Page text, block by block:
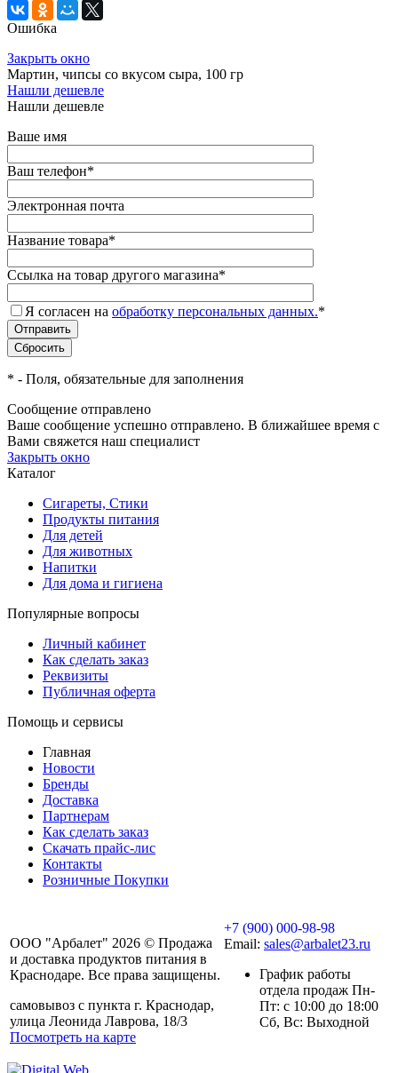
Ошибка
Закрыть окно
Мартин, чипсы со вкусом сыра, 100 гр
Нашли дешевле
Нашли дешевле
Ваше имя
Ваш телефон*
Электронная почта
Название товара*
Ссылка на товар другого магазина*
Я согласен на обработку персональных данных.*
* - Поля, обязательные для заполнения
Сообщение отправлено
Ваше сообщение успешно отправлено. В ближайшее время с
Вами свяжется наш специалист
Закрыть окно
Каталог
Сигареты, Стики
Продукты питания
Для детей
Для животных
Напитки
Для дома и гигиена
Популярные вопросы
Личный кабинет
Как сделать заказ
Реквизиты
Публичная оферта
Помощь и сервисы
Главная
Новости
Бренды
Доставка
Партнерам
Как сделать заказ
Скачать прайс-лис
Контакты
Розничные Покупки
ООО "Арбалет" 2026 © Продажа
и доставка продуктов питания в
Краснодаре. Все права защищены.
самовывоз с пункта г. Краснодар,
улица Леонида Лаврова, 18/3
Посмотреть на карте
+7 (900) 000-98-98
Email: sales@arbalet23.ru
График работы
отдела продаж Пн-
Пт: с 10:00 до 18:00
Сб, Вс: Выходной